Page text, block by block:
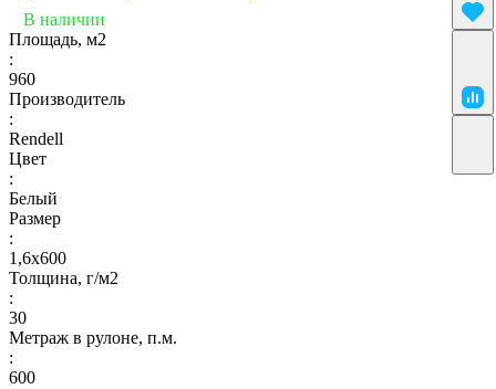
В наличии
Площадь, м2
:
960
Производитель
:
Rendell
Цвет
:
Белый
Размер
:
1,6х600
Толщина, г/м2
:
30
Метраж в рулоне, п.м.
:
600